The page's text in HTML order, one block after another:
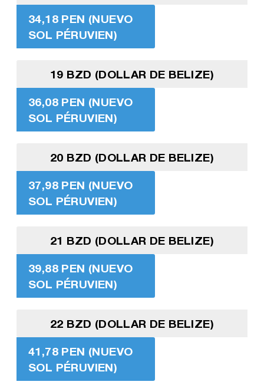
34,18 PEN (NUEVO
SOL PÉRUVIEN)
19 BZD (DOLLAR DE BELIZE)
36,08 PEN (NUEVO
SOL PÉRUVIEN)
20 BZD (DOLLAR DE BELIZE)
37,98 PEN (NUEVO
SOL PÉRUVIEN)
21 BZD (DOLLAR DE BELIZE)
39,88 PEN (NUEVO
SOL PÉRUVIEN)
22 BZD (DOLLAR DE BELIZE)
41,78 PEN (NUEVO
SOL PÉRUVIEN)